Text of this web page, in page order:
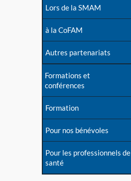
Lors de la SMAM
à la CoFAM
Autres partenariats
Formations et
conférences
Formation
Pour nos bénévoles
Pour les professionnels de
santé